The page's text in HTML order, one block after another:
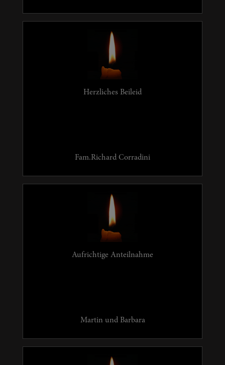
Herzliches Beileid
Fam.Richard Corradini
Aufrichtige Anteilnahme
Martin und Barbara